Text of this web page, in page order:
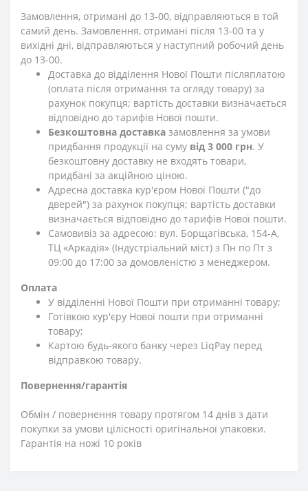
Замовлення, отримані до 13-00, відправляються в той
самий день. Замовлення, отримані після 13-00 та у
вихідні дні, відправляються у наступний робочий день
до 13-00.
Доставка до відділення Нової Пошти післяплатою
(оплата після отримання та огляду товару) за
рахунок покупця; вартість доставки визначається
відповідно до тарифів Нової пошти.
Безкоштовна доставка замовлення за умови
придбання продукції на суму від 3 000 грн. У
безкоштовну доставку не входять товари,
придбані за акційною ціною.
Адресна доставка кур'єром Нової Пошти ("до
дверей") за рахунок покупця; вартість доставки
визначається відповідно до тарифів Нової пошти.
Самовивіз за адресою: вул. Борщагівська, 154-А,
ТЦ «Аркадія» (Індустріальний міст) з Пн по Пт з
09:00 до 17:00 за домовленістю з менеджером.
Оплата
У відділенні Нової Пошти при отриманні товару;
Готівкою кур'єру Нової пошти при отриманні
товару;
Картою будь-якого банку через LiqPay перед
відправкою товару.
Повернення/гарантія
Обмін / повернення товару протягом 14 днів з дати
покупки за умови цілісності оригінальної упаковки.
Гарантія на ножі 10 років